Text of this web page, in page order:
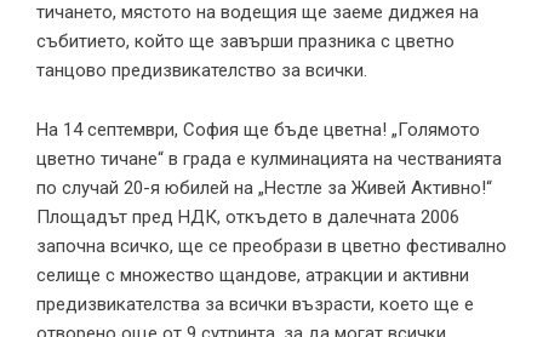
тичането, мястото на водещия ще заеме диджея на
събитието, който ще завърши празника с цветно
танцово предизвикателство за всички.
На 14 септември, София ще бъде цветна! „Голямото
цветно тичане“ в града е кулминацията на честванията
по случай 20-я юбилей на „Нестле за Живей Активно!“
Площадът пред НДК, откъдето в далечната 2006
започна всичко, ще се преобрази в цветно фестивално
селище с множество щандове, атракции и активни
предизвикателства за всички възрасти, което ще е